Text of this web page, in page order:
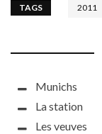
TAGS 2011
Munichs
La station
Les veuves